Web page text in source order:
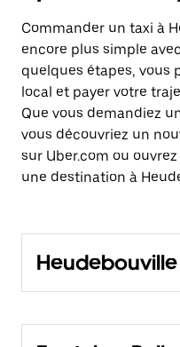
Commander un taxi à
encore plus simple
quelques étapes, vous
local et payer votre
Que vous demandiez
vous découvriez un
sur Uber.com ou
une destination à